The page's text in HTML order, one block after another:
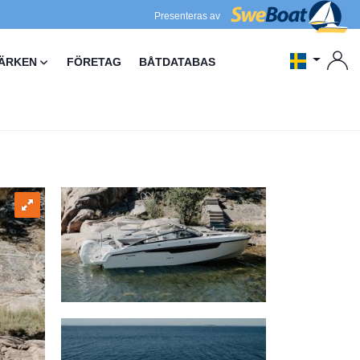
Presenteras av
FÖRETAG BÅTDATABAS